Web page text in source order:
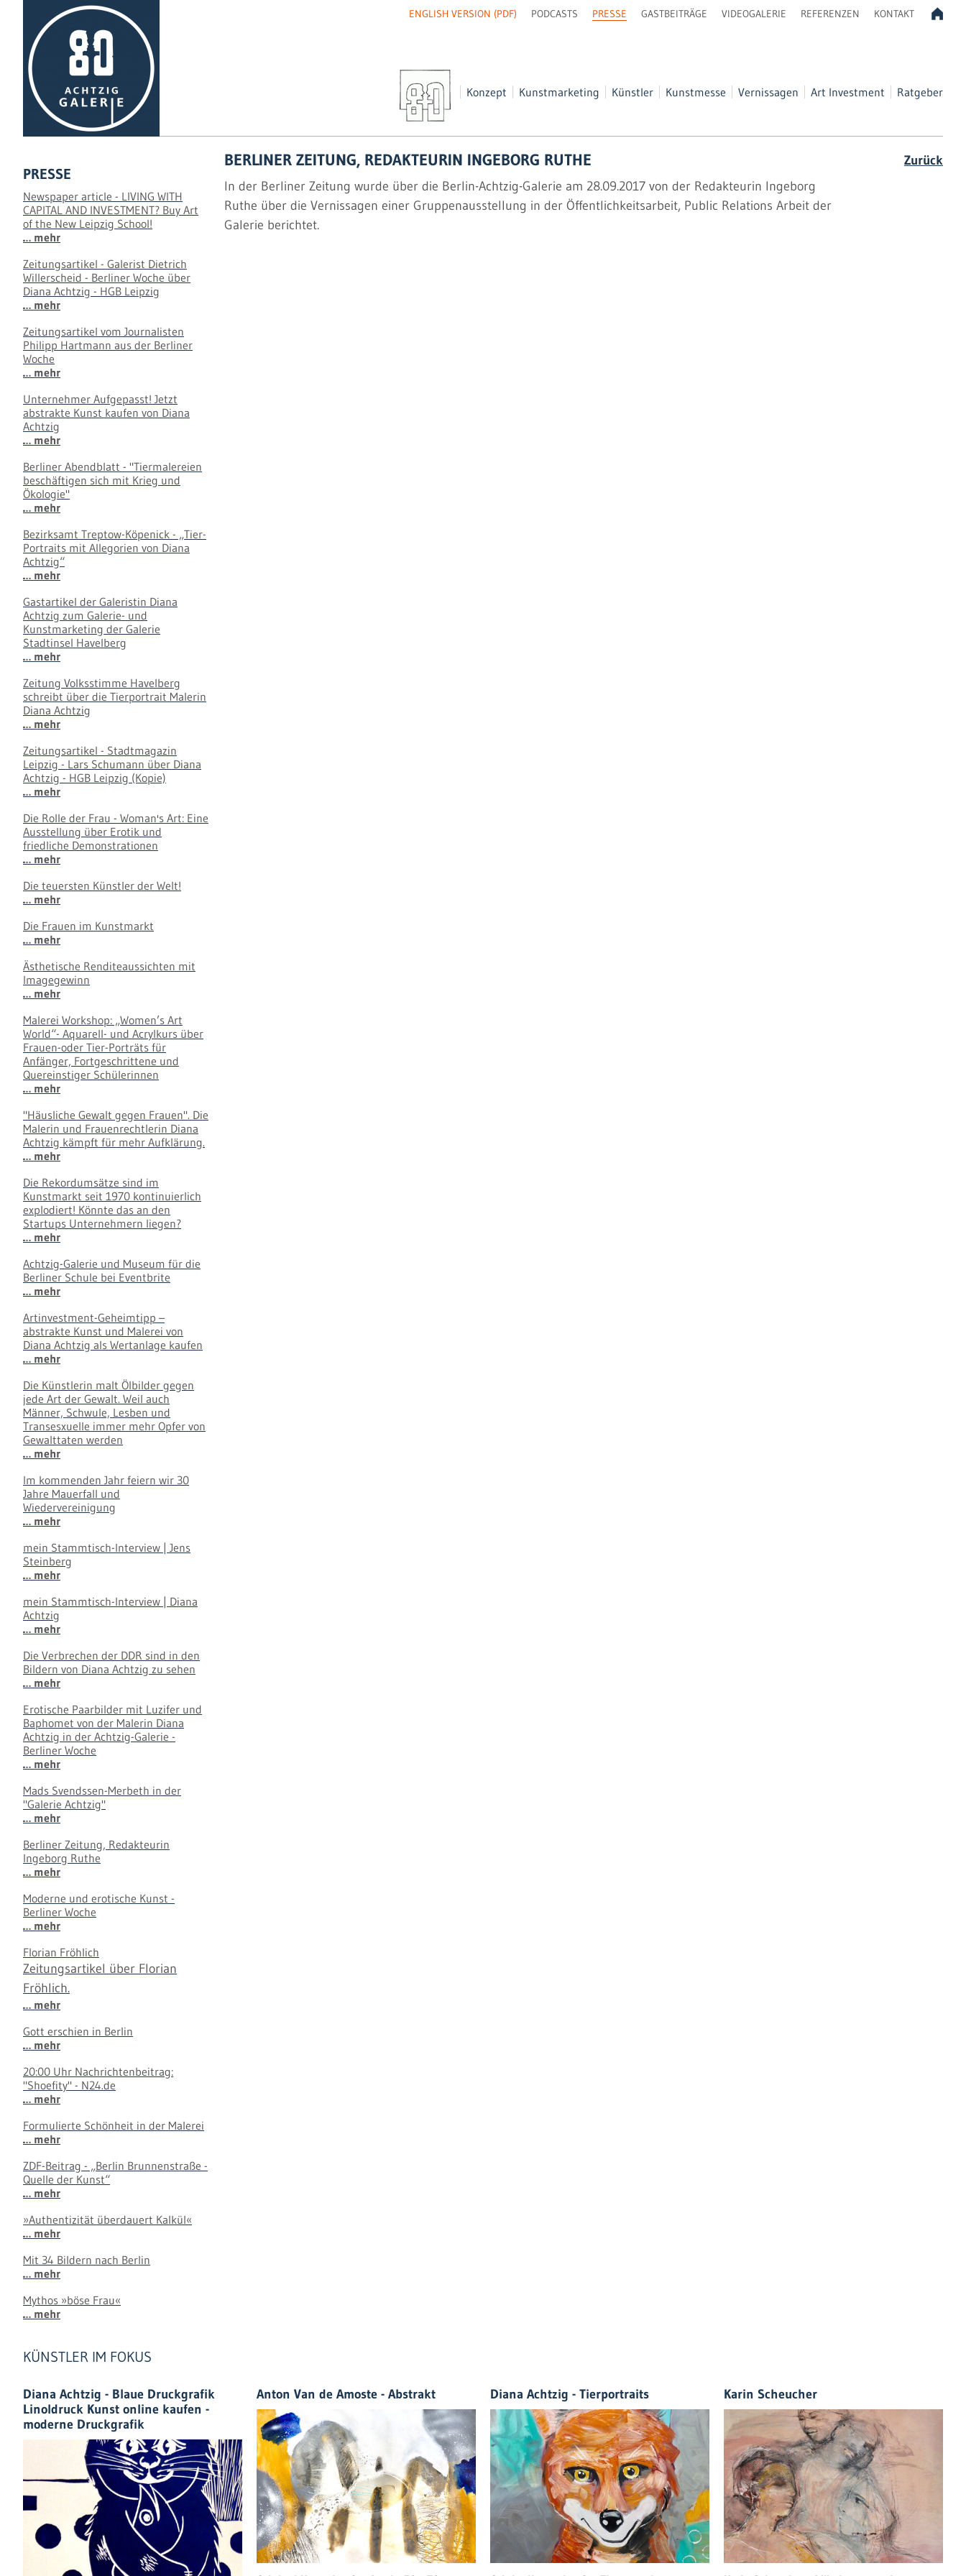
Navigation
überspringen
Konzept Kunstmarketing Künstler Kunstmesse Vernissagen Art Investment Ratgeber
NAVIGATION
ENGLISH VERSION (PDF) PODCASTS PRESSE GASTBEITRÄGE VIDEOGALERIE REFERENZEN KONTAKT
BERLINER ZEITUNG, REDAKTEURIN INGEBORG RUTHE
In der Berliner Zeitung wurde über die Berlin-Achtzig-Galerie am 28.09.2017 von der Redakteurin Ingeborg
Ruthe über die Vernissagen einer Gruppenausstellung in der Öffentlichkeitsarbeit, Public Relations Arbeit der
Galerie berichtet.
Zurück
PRESSE
Newspaper article - LIVING WITH
CAPITAL AND INVESTMENT? Buy Art
of the New Leipzig School!
… mehr
Zeitungsartikel - Galerist Dietrich
Willerscheid - Berliner Woche über
Diana Achtzig - HGB Leipzig
… mehr
Zeitungsartikel vom Journalisten
Philipp Hartmann aus der Berliner
Woche
… mehr
Unternehmer Aufgepasst! Jetzt
abstrakte Kunst kaufen von Diana
Achtzig
… mehr
Berliner Abendblatt - "Tiermalereien
beschäftigen sich mit Krieg und
Ökologie"
… mehr
Bezirksamt Treptow-Köpenick - „Tier-
Portraits mit Allegorien von Diana
Achtzig“
… mehr
Gastartikel der Galeristin Diana
Achtzig zum Galerie- und
Kunstmarketing der Galerie
Stadtinsel Havelberg
… mehr
Zeitung Volksstimme Havelberg
schreibt über die Tierportrait Malerin
Diana Achtzig
… mehr
Zeitungsartikel - Stadtmagazin
Leipzig - Lars Schumann über Diana
Achtzig - HGB Leipzig (Kopie)
… mehr
Die Rolle der Frau - Woman's Art: Eine
Ausstellung über Erotik und
friedliche Demonstrationen
… mehr
Die teuersten Künstler der Welt!
… mehr
Die Frauen im Kunstmarkt
… mehr
Ästhetische Renditeaussichten mit
Imagegewinn
… mehr
Malerei Workshop: „Women’s Art
World“- Aquarell- und Acrylkurs über
Frauen-oder Tier-Porträts für
Anfänger, Fortgeschrittene und
Quereinstiger Schülerinnen
… mehr
"Häusliche Gewalt gegen Frauen". Die
Malerin und Frauenrechtlerin Diana
Achtzig kämpft für mehr Aufklärung.
… mehr
Die Rekordumsätze sind im
Kunstmarkt seit 1970 kontinuierlich
explodiert! Könnte das an den
Startups Unternehmern liegen?
… mehr
Achtzig-Galerie und Museum für die
Berliner Schule bei Eventbrite
… mehr
Artinvestment-Geheimtipp –
abstrakte Kunst und Malerei von
Diana Achtzig als Wertanlage kaufen
… mehr
Die Künstlerin malt Ölbilder gegen
jede Art der Gewalt. Weil auch
Männer, Schwule, Lesben und
Transesxuelle immer mehr Opfer von
Gewalttaten werden
… mehr
Im kommenden Jahr feiern wir 30
Jahre Mauerfall und
Wiedervereinigung
… mehr
mein Stammtisch-Interview | Jens
Steinberg
… mehr
mein Stammtisch-Interview | Diana
Achtzig
… mehr
Die Verbrechen der DDR sind in den
Bildern von Diana Achtzig zu sehen
… mehr
Erotische Paarbilder mit Luzifer und
Baphomet von der Malerin Diana
Achtzig in der Achtzig-Galerie -
Berliner Woche
… mehr
Mads Svendssen-Merbeth in der
"Galerie Achtzig"
… mehr
Berliner Zeitung, Redakteurin
Ingeborg Ruthe
… mehr
Moderne und erotische Kunst -
Berliner Woche
… mehr
Florian Fröhlich
Zeitungsartikel über Florian
Fröhlich.
… mehr
Gott erschien in Berlin
… mehr
20:00 Uhr Nachrichtenbeitrag:
"Shoefity" - N24.de
… mehr
Formulierte Schönheit in der Malerei
… mehr
ZDF-Beitrag - „Berlin Brunnenstraße -
Quelle der Kunst“
… mehr
»Authentizität überdauert Kalkül«
… mehr
Mit 34 Bildern nach Berlin
… mehr
Mythos »böse Frau«
… mehr
KÜNSTLER IM FOKUS
Diana Achtzig - Blaue Druckgrafik
Linoldruck Kunst online kaufen -
moderne Druckgrafik
Anton Van de Amoste - Abstrakt Diana Achtzig - Tierportraits Karin Scheucher